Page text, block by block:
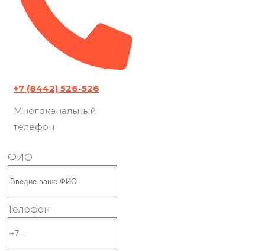
+7 (8442) 526-526
Многоканальный
телефон
ФИО
Телефон